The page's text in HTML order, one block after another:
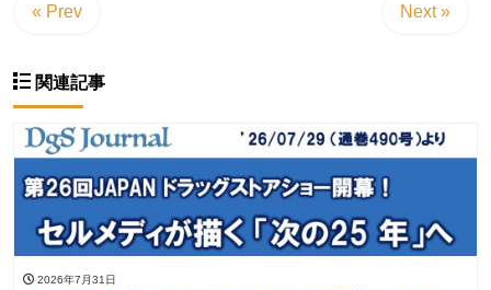
« Prev Next »
関連記事
2026年7月31日